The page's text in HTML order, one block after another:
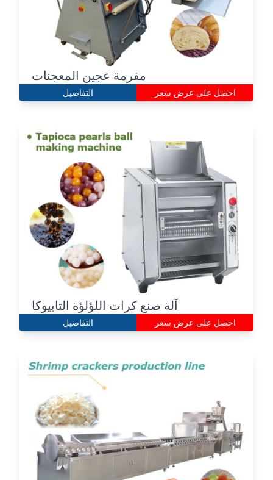
مفرمة عجين المعجنات
التفاصيل احصل على عرض سعر
آلة صنع كرات اللؤلؤة التابيوكا
التفاصيل احصل على عرض سعر